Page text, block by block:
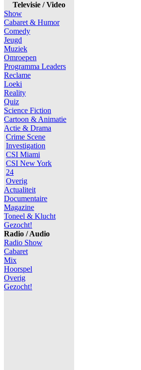
Televisie / Video
Show
Cabaret & Humor
Comedy
Jeugd
Muziek
Omroepen
Programma Leaders
Reclame
Loeki
Reality
Quiz
Science Fiction
Cartoon & Animatie
Actie & Drama
Crime Scene
Investigation
CSI Miami
CSI New York
24
Overig
Actualiteit
Documentaire
Magazine
Toneel & Klucht
Gezocht!
Radio / Audio
Radio Show
Cabaret
Mix
Hoorspel
Overig
Gezocht!